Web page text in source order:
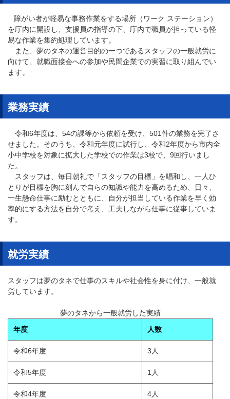
障がい者が軽易な事務作業をする場所（ワーク ステーション）
を庁内に開設し、支援員の指導の下、庁内で職員が担っている軽
易な作業を集約処理しています。
また、夢のタネの運営目的の一つであるスタッフの一般就労に
向けて、就職面接会への参加や民間企業での実習に取り組んでい
ます。
業務実績
令和6年度は、54の課等から依頼を受け、501件の業務を完了さ
せました。そのうち、令和元年度に試行し、令和2年度から市内全
小中学校を対象に拡大した学校での作業は3校で、9回行いまし
た。
スタッフは、毎日朝礼で「スタッフの目標」を唱和し、一人ひ
とりが目標を胸に刻んで自らの知識や能力を高めるため、日々、
一生懸命仕事に励むとともに、自分が担当している作業を早く効
率的にする方法を自分で考え、工夫しながら仕事に従事していま
す。
就労実績
スタッフは夢のタネで仕事のスキルや社会性を身に付け、一般就
労しています。
夢のタネから一般就労した実績
年度
人数
令和6年度 3人
令和5年度 1人
令和4年度 4人